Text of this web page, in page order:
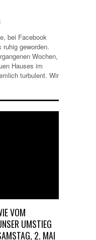
bei Facebook
geworden.
Wochen,
Hauses im
turbulent. Wir
VOM
UMSTIEG
2. MAI